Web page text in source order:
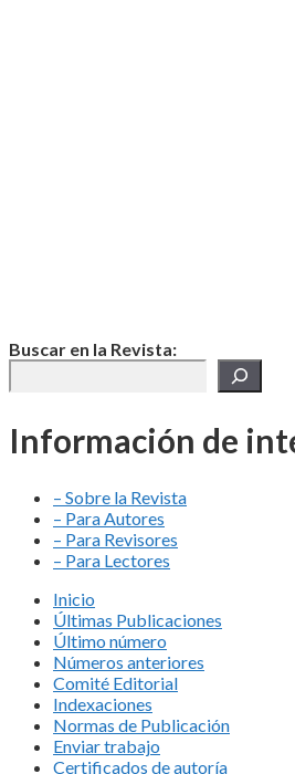
Buscar en la Revista:
Información de
– Sobre la Revista
– Para Autores
– Para Revisores
– Para Lectores
Inicio
Últimas Publicaciones
Último número
Números anteriores
Comité Editorial
Indexaciones
Normas de Publicación
Enviar trabajo
Certificados de autoría